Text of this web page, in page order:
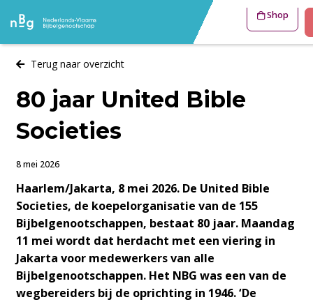
Shop
Terug naar overzicht
80 jaar United Bible
Societies
8 mei 2026
Haarlem/Jakarta, 8 mei 2026. De United Bible
Societies, de koepelorganisatie van de 155
Bijbelgenootschappen, bestaat 80 jaar. Maandag
11 mei wordt dat herdacht met een viering in
Jakarta voor medewerkers van alle
Bijbelgenootschappen. Het NBG was een van de
wegbereiders bij de oprichting in 1946. ‘De